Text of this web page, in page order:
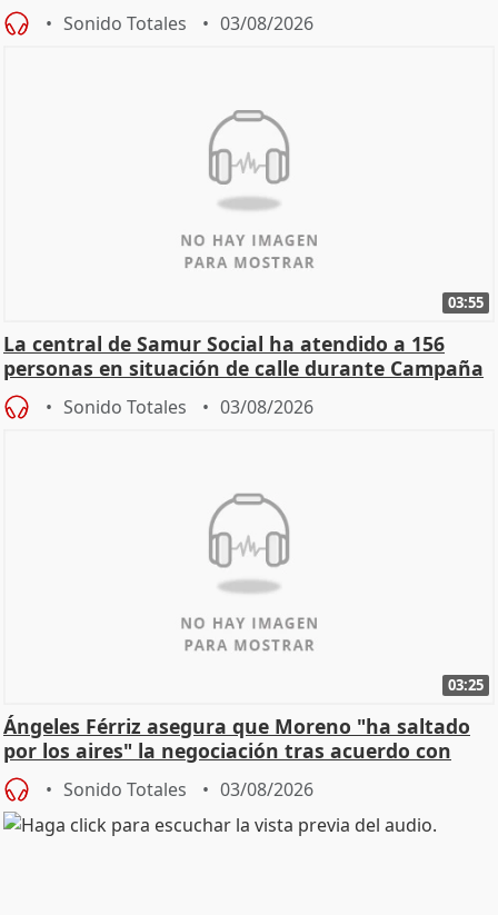
Sonido Totales 03/08/2026
03:55
La central de Samur Social ha atendido a 156
personas en situación de calle durante Campaña
de Calor
Sonido Totales 03/08/2026
03:25
Ángeles Férriz asegura que Moreno "ha saltado
por los aires" la negociación tras acuerdo con
SMA
Sonido Totales 03/08/2026